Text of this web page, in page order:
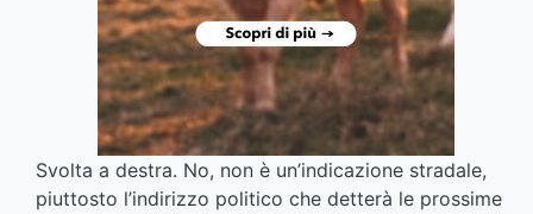
Svolta a destra. No, non è un’indicazione stradale,
piuttosto l’indirizzo politico che detterà le prossime